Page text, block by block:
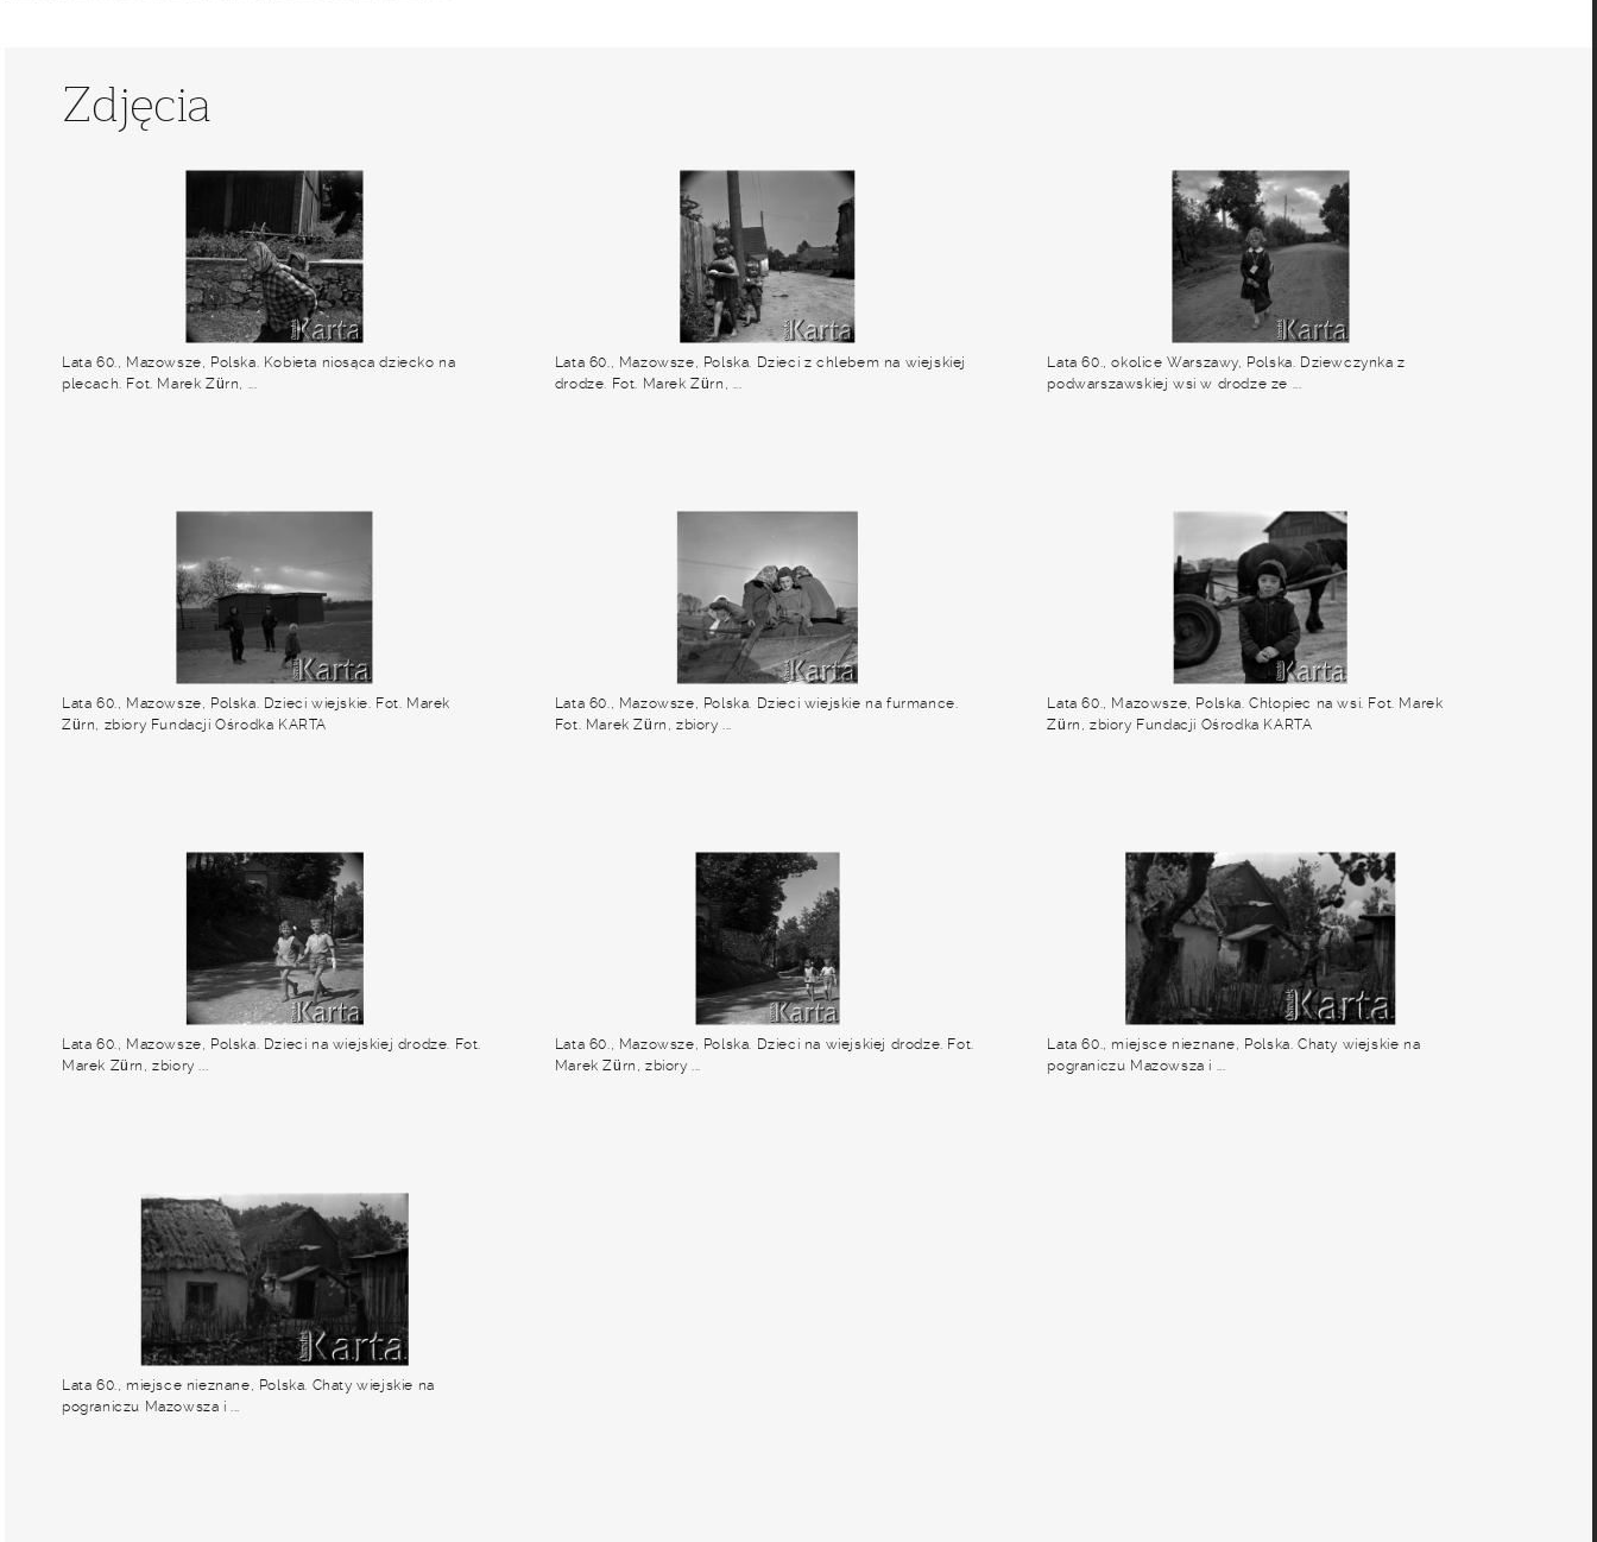
Zdjęcia
Lata 60., Mazowsze, Polska. Kobieta niosąca dziecko na
plecach. Fot. Marek Zürn, ...
Lata 60., Mazowsze, Polska. Dzieci z chlebem na wiejskiej
drodze. Fot. Marek Zürn, ...
Lata 60., okolice Warszawy, Polska. Dziewczynka z
podwarszawskiej wsi w drodze ze ...
Lata 60., Mazowsze, Polska. Dzieci wiejskie. Fot. Marek
Zürn, zbiory Fundacji Ośrodka KARTA
Lata 60., Mazowsze, Polska. Dzieci wiejskie na furmance.
Fot. Marek Zürn, zbiory ...
Lata 60., Mazowsze, Polska. Chłopiec na wsi. Fot. Marek
Zürn, zbiory Fundacji Ośrodka KARTA
Lata 60., Mazowsze, Polska. Dzieci na wiejskiej drodze. Fot.
Marek Zürn, zbiory ...
Lata 60., Mazowsze, Polska. Dzieci na wiejskiej drodze. Fot.
Marek Zürn, zbiory ...
Lata 60., miejsce nieznane, Polska. Chaty wiejskie na
pograniczu Mazowsza i ...
Lata 60., miejsce nieznane, Polska. Chaty wiejskie na
pograniczu Mazowsza i ...